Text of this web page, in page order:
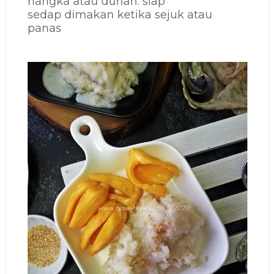
sedap dimakan ketika sejuk atau
panas